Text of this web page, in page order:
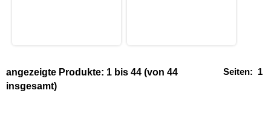
Seiten: 1
angezeigte Produkte: 1 bis 44 (von 44
insgesamt)